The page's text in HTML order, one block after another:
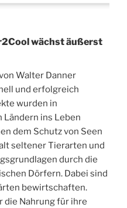
wächst äußerst
Walter Danner
und erfolgreich
wurden in
ins Leben
dem Schutz von Seen
seltener Tierarten und
durch die
Dörfern. Dabei sind
bewirtschaften.
die Nahrung für ihre